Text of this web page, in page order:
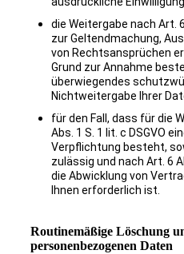
die Weitergabe nach Art.
zur Geltendmachung,
von Rechtsansprüchen
Grund zur Annahme
überwiegendes
Nichtweitergabe Ihrer
für den Fall, dass für die
Abs. 1 S. 1 lit. c DSGVO
Verpflichtung besteht,
zulässig und nach Art. 6
die Abwicklung von
Ihnen erforderlich ist.
Routinemäßige Löschung
personenbezogenen Daten